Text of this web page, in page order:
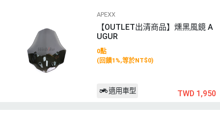
APEXX
【OUTLET出清商品】燻黑風鏡 A
UGUR
0點
(回饋1%,等於NT$0)
適用車型 TWD 1,950